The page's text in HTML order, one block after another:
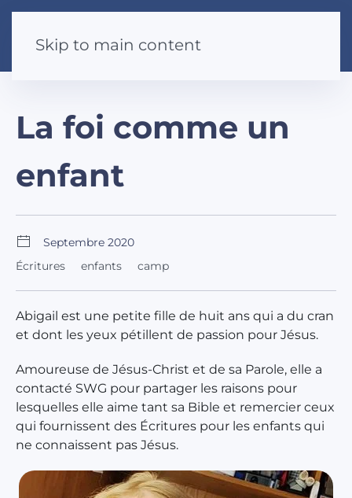
Skip to main content
La foi comme un
enfant
Septembre 2020
Écritures
enfants camp
Abigail est une petite fille de huit ans qui a du cran
et dont les yeux pétillent de passion pour Jésus.
Amoureuse de Jésus-Christ et de sa Parole, elle a
contacté SWG pour partager les raisons pour
lesquelles elle aime tant sa Bible et remercier ceux
qui fournissent des Écritures pour les enfants qui
ne connaissent pas Jésus.